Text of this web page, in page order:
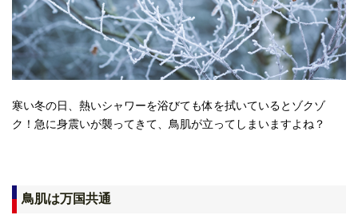
寒い冬の日、熱いシャワーを浴びても体を拭いているとゾクゾ
ク！急に身震いが襲ってきて、鳥肌が立ってしまいますよね？
鳥肌は万国共通